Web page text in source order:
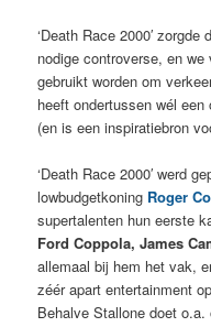
‘Death Race 2000′
nodige controverse, en
gebruikt worden om
heeft ondertussen wél
(en is een inspiratiebron
‘Death Race 2000′ werd
lowbudgetkoning Roger
supertalenten hun eerste
Ford Coppola, James
allemaal bij hem het vak,
zéér apart entertainment
Behalve Stallone doet o.a.